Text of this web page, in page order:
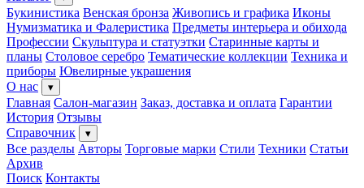
Букинистика Венская бронза Живопись и графика Иконы
Нумизматика и Фалеристика Предметы интерьера и обихода
Профессии Скульптура и статуэтки Старинные карты и
планы Столовое серебро Тематические коллекции Техника и
приборы Ювелирные украшения
О нас
▾
Главная Салон-магазин Заказ, доставка и оплата Гарантии
История Отзывы
Справочник
▾
Все разделы Авторы Торговые марки Стили Техники Статьи
Архив
Поиск Контакты